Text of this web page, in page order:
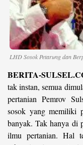
LHD Sosok Petarung dan
BERITA-
tak instan, semua
pertanian Pemrov
sosok yang memiliki
banyak. Tak hanya di
ilmu pertanian. Hal